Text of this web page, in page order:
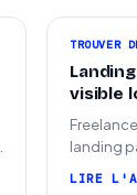
TROUVER
visible
landing
LIRE